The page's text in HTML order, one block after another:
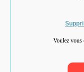
Voulez vous